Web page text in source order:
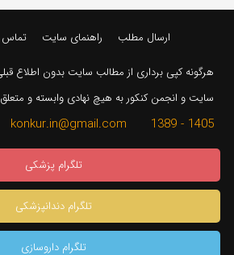
ارسال مطلب راهنمای سایت تماس
هرگونه کپی برداری از مطالب سایت بدون اطلاع
سایت و انجمن کنکور به هیچ نهادی وابسته و
1405 - 1389 konkur.in@gmail.com
تلگرام پزشکی
تلگرام دندانپزشکی
تلگرام داروسازی